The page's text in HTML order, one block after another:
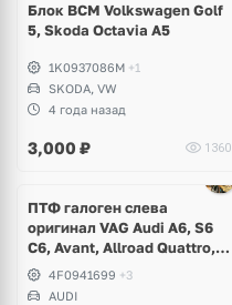
Блок BCM Volkswagen Golf
5, Skoda Octavia A5
1K0937086M +1
SKODA, VW
4 года назад
3,000 ₽ 1360
ПТФ галоген слева
оригинал VAG Audi A6, S6
C6, Avant, Allroad Quattro,
A8, S8 D3
4F0941699 +3
AUDI